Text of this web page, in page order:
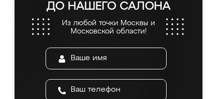
ДО НАШЕГО САЛОНА
Из любой точки Москвы и
Московской области!